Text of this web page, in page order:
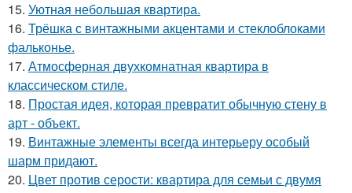
15. Уютная небольшая квартира.
16. Трёшка с винтажными акцентами и стеклоблоками
фальконье.
17. Атмосферная двухкомнатная квартира в
классическом стиле.
18. Простая идея, которая превратит обычную стену в
арт - объект.
19. Винтажные элементы всегда интерьеру особый
шарм придают.
20. Цвет против серости: квартира для семьи с двумя